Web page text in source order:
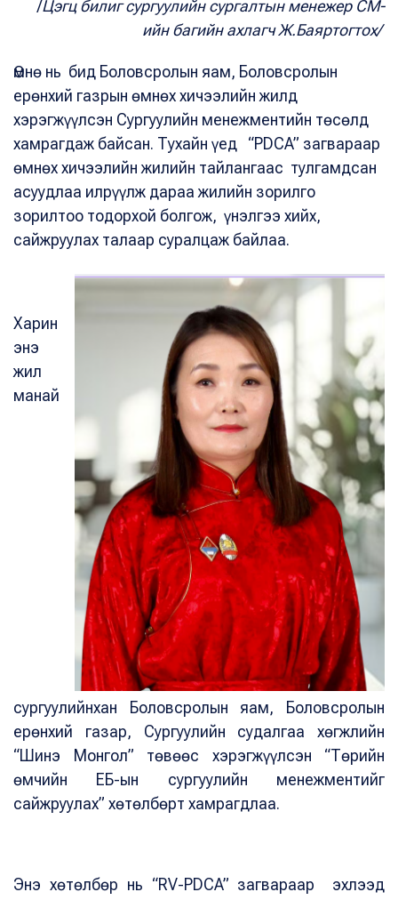
/Цэгц билиг сургуулийн сургалтын менежер СМ-
ийн багийн ахлагч Ж.Баяртогтох/
Өмнө нь бид Боловсролын яам, Боловсролын
ерөнхий газрын өмнөх хичээлийн жилд
хэрэгжүүлсэн Сургуулийн менежментийн төсөлд
хамрагдаж байсан. Тухайн үед “PDCA” загвараар
өмнөх хичээлийн жилийн тайлангаас тулгамдсан
асуудлаа илрүүлж дараа жилийн зорилго
зорилтоо тодорхой болгож, үнэлгээ хийх,
сайжруулах талаар суралцаж байлаа.
Харин
энэ
жил
манай
сургуулийнхан Боловсролын яам, Боловсролын
ерөнхий газар, Сургуулийн судалгаа хөгжлийн
“Шинэ Монгол” төвөөс хэрэгжүүлсэн “Төрийн
өмчийн ЕБ-ын сургуулийн менежментийг
сайжруулах” хөтөлбөрт хамрагдлаа.
Энэ хөтөлбөр нь “RV-PDCA” загвараар эхлээд